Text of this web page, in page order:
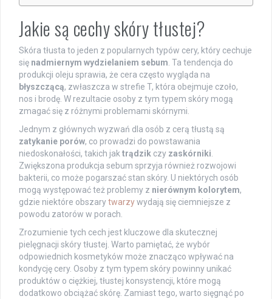
Jakie są cechy skóry tłustej?
Skóra tłusta to jeden z popularnych typów cery, który cechuje
się nadmiernym wydzielaniem sebum. Ta tendencja do
produkcji oleju sprawia, że cera często wygląda na
błyszczącą, zwłaszcza w strefie T, która obejmuje czoło,
nos i brodę. W rezultacie osoby z tym typem skóry mogą
zmagać się z różnymi problemami skórnymi.
Jednym z głównych wyzwań dla osób z cerą tłustą są
zatykanie porów, co prowadzi do powstawania
niedoskonałości, takich jaktrądzik czy zaskórniki.
Zwiększona produkcja sebum sprzyja również rozwojowi
bakterii, co może pogarszać stan skóry. U niektórych osób
mogą występować też problemy z nierównym kolorytem,
gdzie niektóre obszarytwarzywydają się ciemniejsze z
powodu zatorów w porach.
Zrozumienie tych cech jest kluczowe dla skutecznej
pielęgnacji skóry tłustej. Warto pamiętać, że wybór
odpowiednich kosmetyków może znacząco wpływać na
kondycję cery. Osoby z tym typem skóry powinny unikać
produktów o ciężkiej, tłustej konsystencji, które mogą
dodatkowo obciążać skórę. Zamiast tego, warto sięgnąć po